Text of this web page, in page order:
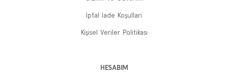
İptal İade Koşullari
Kişisel Veriler Politikası
HESABIM